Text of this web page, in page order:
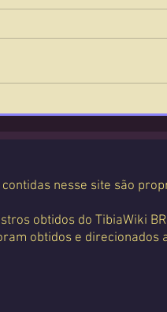
nesse site são
obtidos do TibiaWiki
obtidos e direcionados